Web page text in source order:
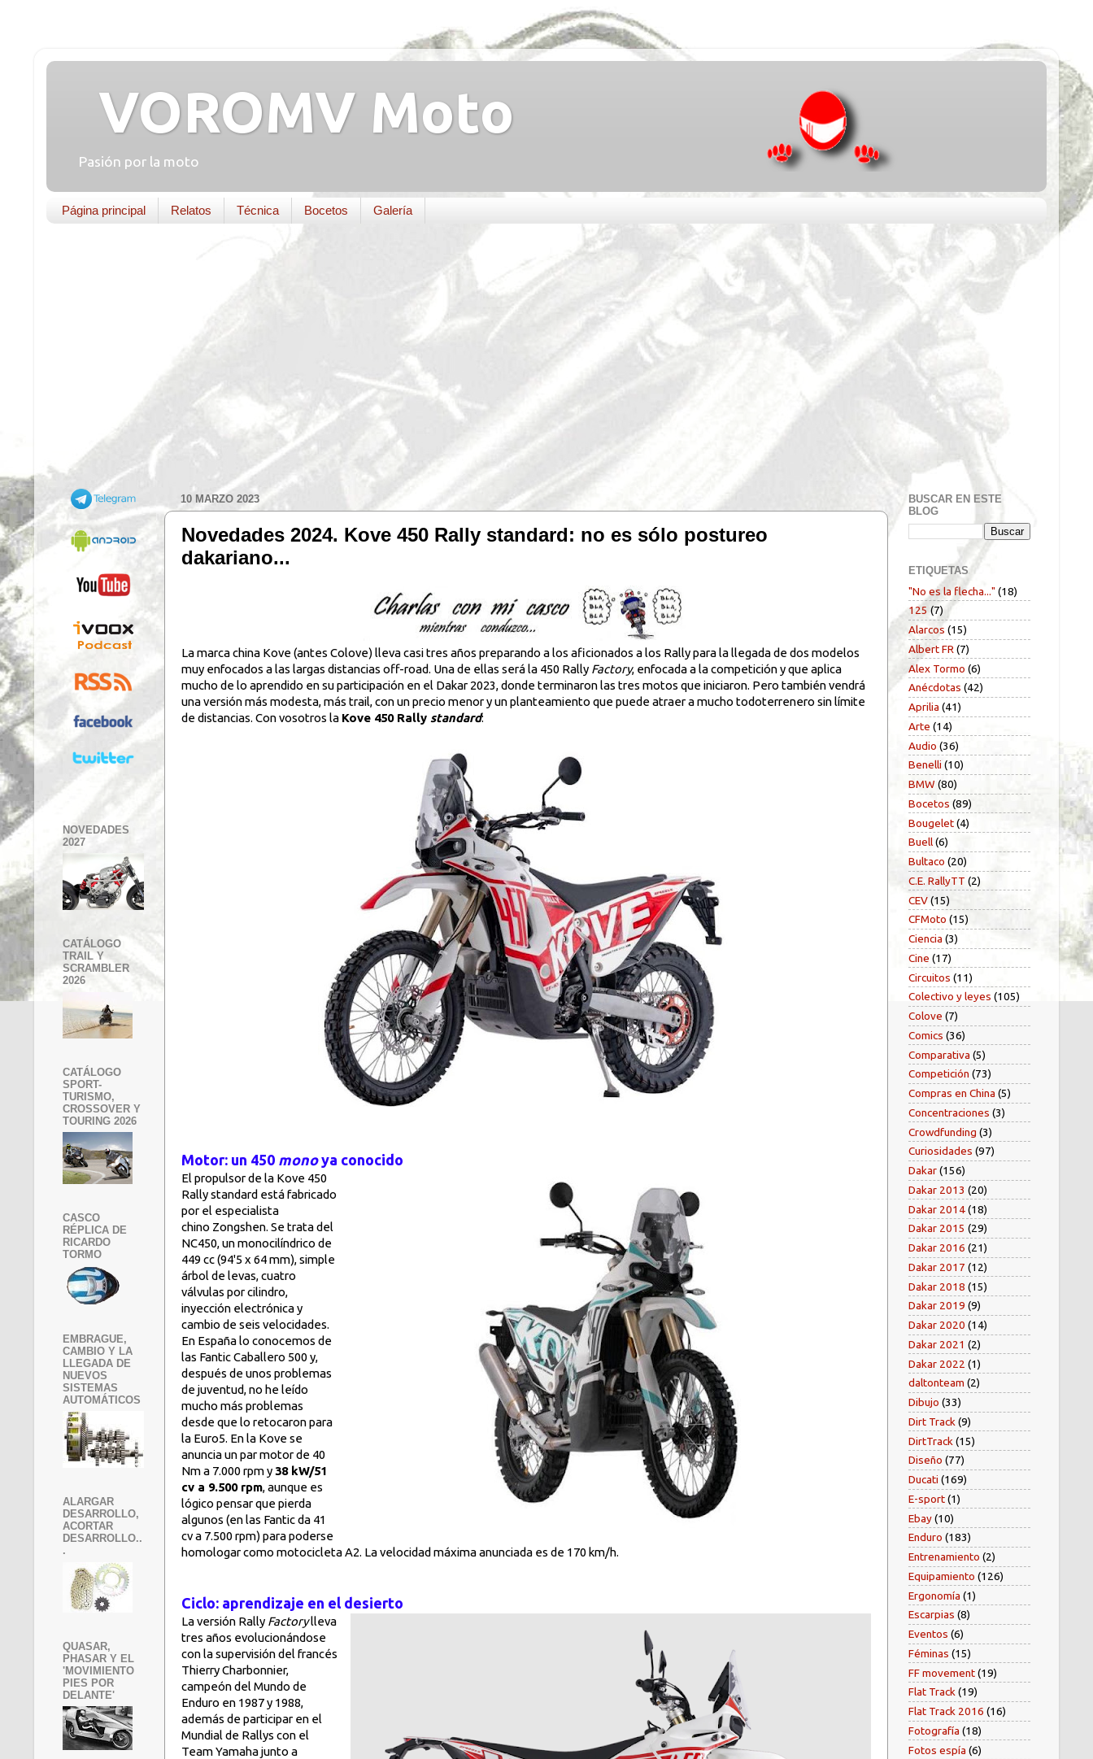
VOROMV Moto
Pasión por la moto
Página principal Relatos Técnica Bocetos Galería
10 MARZO 2023
Novedades 2024. Kove 450 Rally standard: no es sólo postureo
dakariano...
La marca china Kove (antes Colove) lleva casi tres años preparando a los aficionados a los Rally para la llegada de dos modelos
muy enfocados a las largas distancias off-road. Una de ellas será la 450 Rally Factory, enfocada a la competición y que aplica
mucho de lo aprendido en su participación en el Dakar 2023, donde terminaron las tres motos que iniciaron. Pero también vendrá
una versión más modesta, más trail, con un precio menor y un planteamiento que puede atraer a mucho todoterrenero sin límite
de distancias. Con vosotros la Kove 450 Rally standard:
Motor: un 450 monoya conocido
El propulsor de la Kove 450
Rally standard está fabricado
por el especialista
chino Zongshen. Se trata del
NC450, un monocilíndrico de
449 cc (94'5 x 64 mm), simple
árbol de levas, cuatro
válvulas por cilindro,
inyección electrónica y
cambio de seis velocidades.
En España lo conocemos de
las Fantic Caballero 500 y,
después de unos problemas
de juventud, no he leído
mucho más problemas
desde que lo retocaron para
la Euro5. En la Kove se
anuncia un par motor de 40
Nm a 7.000 rpm y38 kW/51
cv a 9.500 rpm, aunque es
lógico pensar que pierda
algunos (en las Fantic da 41
cv a 7.500 rpm) para poderse
homologar como motocicleta A2. La velocidad máxima anunciada es de 170 km/h.
Ciclo: aprendizaje en el desierto
La versión Rally Factorylleva
tres años evolucionándose
con la supervisión del francés
Thierry Charbonnier,
campeón del Mundo de
Enduro en 1987 y 1988,
además de participar en el
Mundial de Rallys con el
Team Yamaha junto a
NOVEDADES
2027
CATÁLOGO
TRAIL Y
SCRAMBLER
2026
CATÁLOGO
SPORT-
TURISMO,
CROSSOVER Y
TOURING 2026
CASCO
RÉPLICA DE
RICARDO
TORMO
EMBRAGUE,
CAMBIO Y LA
LLEGADA DE
NUEVOS
SISTEMAS
AUTOMÁTICOS
ALARGAR
DESARROLLO,
ACORTAR
DESARROLLO..
.
QUASAR,
PHASAR Y EL
'MOVIMIENTO
PIES POR
DELANTE'
BUSCAR EN ESTE
BLOG
ETIQUETAS
"No es la flecha..." (18)
125 (7)
Alarcos (15)
Albert FR (7)
Alex Tormo (6)
Anécdotas (42)
Aprilia (41)
Arte (14)
Audio (36)
Benelli (10)
BMW (80)
Bocetos (89)
Bougelet(4)
Buell(6)
Bultaco (20)
C.E. RallyTT (2)
CEV(15)
CFMoto (15)
Ciencia (3)
Cine (17)
Circuitos (11)
Colectivo y leyes (105)
Colove (7)
Comics (36)
Comparativa (5)
Competición (73)
Compras en China (5)
Concentraciones (3)
Crowdfunding (3)
Curiosidades (97)
Dakar(156)
Dakar 2013 (20)
Dakar 2014(18)
Dakar 2015 (29)
Dakar 2016 (21)
Dakar 2017 (12)
Dakar 2018 (15)
Dakar 2019 (9)
Dakar 2020 (14)
Dakar 2021 (2)
Dakar 2022 (1)
daltonteam (2)
Dibujo (33)
Dirt Track (9)
DirtTrack (15)
Diseño (77)
Ducati (169)
E-sport(1)
Ebay(10)
Enduro (183)
Entrenamiento (2)
Equipamiento (126)
Ergonomía (1)
Escarpias (8)
Eventos (6)
Féminas (15)
FF movement(19)
Flat Track(19)
Flat Track 2016 (16)
Fotografía (18)
Fotos espía (6)